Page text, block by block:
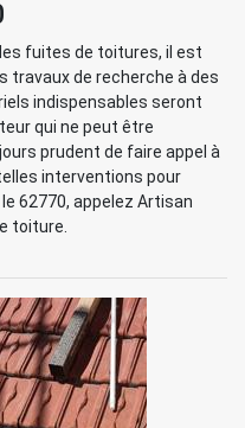
fuites de toitures, il est
travaux de recherche à des
indispensables seront
qui ne peut être
prudent de faire appel à
interventions pour
62770, appelez Artisan
toiture.